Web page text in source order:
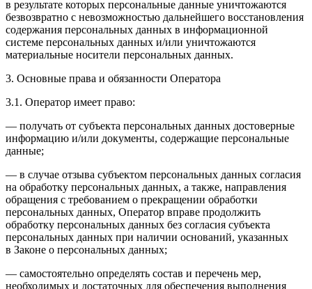
в результате которых персональные данные уничтожаются
безвозвратно с невозможностью дальнейшего восстановления
содержания персональных данных в информационной
системе персональных данных и/или уничтожаются
материальные носители персональных данных.
3. Основные права и обязанности Оператора
3.1. Оператор имеет право:
— получать от субъекта персональных данных достоверные
информацию и/или документы, содержащие персональные
данные;
— в случае отзыва субъектом персональных данных согласия
на обработку персональных данных, а также, направления
обращения с требованием о прекращении обработки
персональных данных, Оператор вправе продолжить
обработку персональных данных без согласия субъекта
персональных данных при наличии оснований, указанных
в Законе о персональных данных;
— самостоятельно определять состав и перечень мер,
необходимых и достаточных для обеспечения выполнения